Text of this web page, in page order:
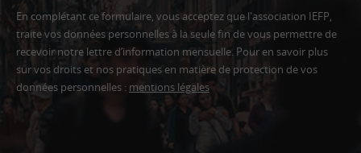
En complétant ce formulaire, vous acceptez que l'association IEFP,
traite vos données personnelles à la seule fin de vous permettre de
recevoir notre lettre d’information mensuelle. Pour en savoir plus
sur vos droits et nos pratiques en matière de protection de vos
données personnelles : mentions légales